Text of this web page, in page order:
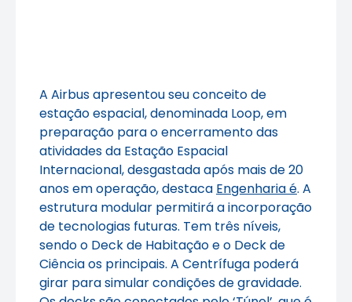
A Airbus apresentou seu conceito de
estação espacial, denominada Loop, em
preparação para o encerramento das
atividades da Estação Espacial
Internacional, desgastada após mais de 20
anos em operação, destaca Engenharia é. A
estrutura modular permitirá a incorporação
de tecnologias futuras. Tem três níveis,
sendo o Deck de Habitação e o Deck de
Ciência os principais. A Centrífuga poderá
girar para simular condições de gravidade.